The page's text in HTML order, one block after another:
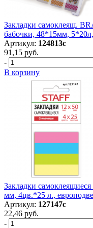
Закладки самоклеящ.
бабочки, 48*15мм,
Артикул: 124813с
91,15 руб.
-
В корзину
Закладки
мм, 4цв.*25 л.,
Артикул: 127147с
22,46 руб.
-